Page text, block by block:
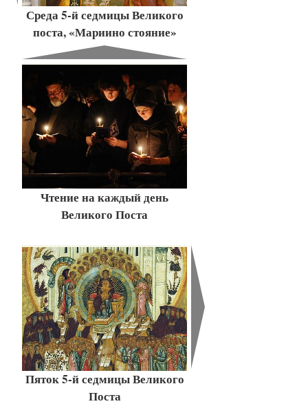
Среда 5-й седмицы Великого
поста, «Мариино стояние»
Чтение на каждый день
Великого Поста
Пяток 5-й седмицы Великого
Поста